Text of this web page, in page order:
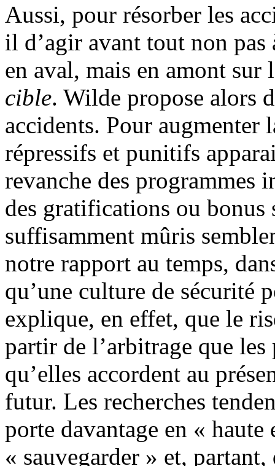
Aussi, pour résorber les
il d’agir avant tout non pas
en aval, mais en amont
cible. Wilde propose alors
accidents. Pour augmenter
répressifs et punitifs
revanche des programmes
des gratifications ou bonus
suffisamment mûris
notre rapport au temps,
qu’une culture de sécurité
explique, en effet, que le
partir de l’arbitrage que
qu’elles accordent au
futur. Les recherches
porte davantage en «
« sauvegarder » et,